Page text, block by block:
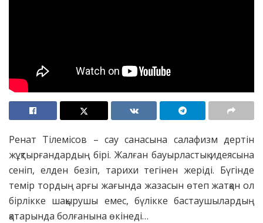
Ренат Тілемісов – сау санасына салафизм дертін
жұқтырғандардың бірі. Жалған бауырластық идеясына
сеніп, елден безіп, тарихи тегінен жеріді. Бүгінде
темір тордың арғы жағында жазасын өтеп жатқан ол
бірлікке шақырушы емес, бүлікке бастаушылардың
қатарында болғанына өкінеді…